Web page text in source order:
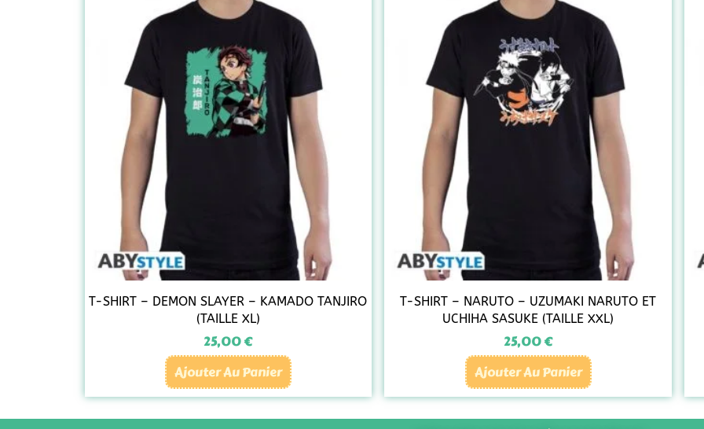
T-SHIRT – DEMON SLAYER – KAMADO TANJIRO
(TAILLE XL)
25,00€
Ajouter Au Panier
T-SHIRT – NARUTO – UZUMAKI NARUTO ET
UCHIHA SASUKE (TAILLE XXL)
25,00€
Ajouter Au Panier